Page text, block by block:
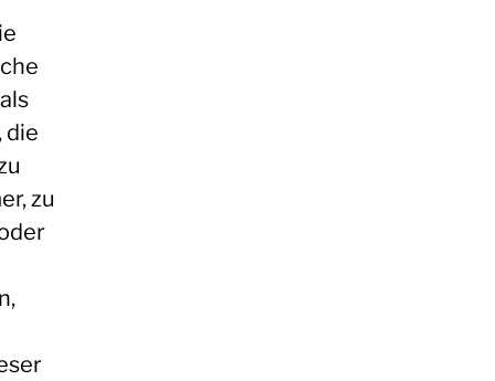
die
zu